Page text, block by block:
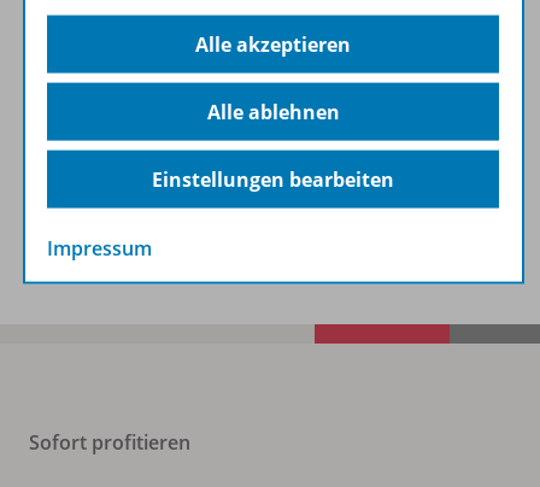
Zugehörige Produkte
Digitale Unterrichtsmaterialien
Benachrichtigungs-Service
Sofort profitieren
Alle akzeptieren
Alle ablehnen
Einstellungen bearbeiten
Impressum